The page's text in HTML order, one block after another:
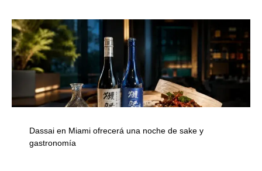
Dassai en Miami ofrecerá una noche de sake y
gastronomía